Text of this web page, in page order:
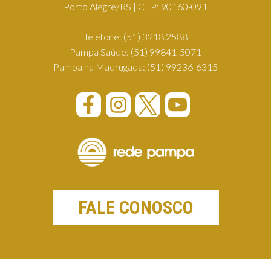
Porto Alegre/RS | CEP: 90160-091
Telefone: (51) 3218.2588
Pampa Saúde: (51) 99841-5071
Pampa na Madrugada: (51) 99236-6315
FALE CONOSCO